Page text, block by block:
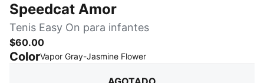
Speedcat Amor
Tenis Easy On para infantes
$60.00
ColorVapor Gray-Jasmine Flower: